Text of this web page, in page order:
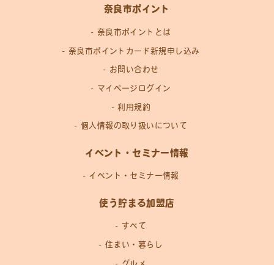
奈良市ポイント
奈良市ポイントとは
奈良市ポイントカード新規申し込み
お問い合わせ
マイページログイン
利用規約
個人情報の取り扱いについて
イベント・セミナー情報
イベント・セミナー情報
使う貯まる加盟店
すべて
住まい・暮らし
グルメ